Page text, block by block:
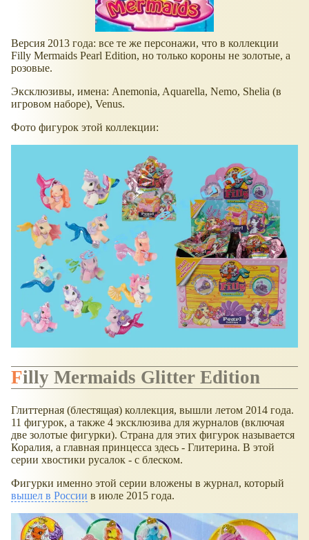
Версия 2013 года: все те же персонажи, что в коллекции
Filly Mermaids Pearl Edition, но только короны не золотые, а
розовые.
Эксклюзивы, имена: Anemonia, Aquarella, Nemo, Shelia (в
игровом наборе), Venus.
Фото фигурок этой коллекции:
Filly Mermaids Glitter Edition
Глиттерная (блестящая) коллекция, вышли летом 2014 года.
11 фигурок, а также 4 эксклюзива для журналов (включая
две золотые фигурки). Страна для этих фигурок называется
Коралия, а главная принцесса здесь - Глитерина. В этой
серии хвостики русалок - с блеском.
Фигурки именно этой серии вложены в журнал, который
вышел в России в июле 2015 года.